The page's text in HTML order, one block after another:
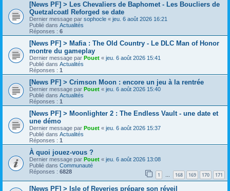
[News PF] > Les Chevaliers de Baphomet - Les Boucliers de
Quetzalcoatl Reforged se date
Dernier message par sophocle « jeu. 6 août 2026 16:21
Publié dans Actualités
Réponses : 6
[News PF] > Mafia : The Old Country - Le DLC Man of Honor
montre du gameplay
Dernier message par Pouet « jeu. 6 août 2026 15:41
Publié dans Actualités
Réponses : 1
[News PF] > Crimson Moon : encore un jeu à la rentrée
Dernier message par Pouet « jeu. 6 août 2026 15:40
Publié dans Actualités
Réponses : 1
[News PF] > Moonlighter 2 : The Endless Vault - une date et
une démo
Dernier message par Pouet « jeu. 6 août 2026 15:37
Publié dans Actualités
Réponses : 1
À quoi jouez-vous ?
Dernier message par Pouet « jeu. 6 août 2026 13:08
Publié dans Communauté
Réponses : 6828 1 … 168 169 170 171
[News PF] > Isle of Reveries prépare son réveil